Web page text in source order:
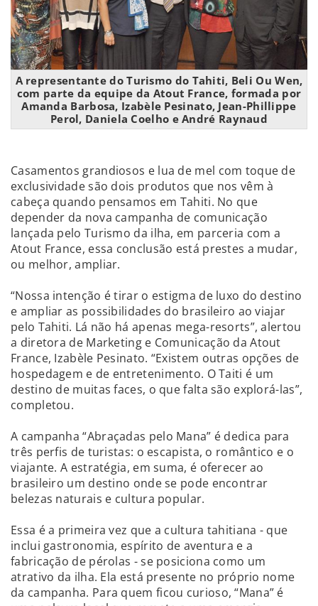
A representante do Turismo do Tahiti, Beli Ou Wen,
com parte da equipe da Atout France, formada por
Amanda Barbosa, Izabèle Pesinato, Jean-Phillippe
Perol, Daniela Coelho e André Raynaud
Casamentos grandiosos e lua de mel com toque de
exclusividade são dois produtos que nos vêm à
cabeça quando pensamos em Tahiti. No que
depender da nova campanha de comunicação
lançada pelo Turismo da ilha, em parceria com a
Atout France, essa conclusão está prestes a mudar,
ou melhor, ampliar.
“Nossa intenção é tirar o estigma de luxo do destino
e ampliar as possibilidades do brasileiro ao viajar
pelo Tahiti. Lá não há apenas mega-resorts”, alertou
a diretora de Marketing e Comunicação da Atout
France, Izabèle Pesinato. “Existem outras opções de
hospedagem e de entretenimento. O Taiti é um
destino de muitas faces, o que falta são explorá-las”,
completou.
A campanha “Abraçadas pelo Mana” é dedica para
três perfis de turistas: o escapista, o romântico e o
viajante. A estratégia, em suma, é oferecer ao
brasileiro um destino onde se pode encontrar
belezas naturais e cultura popular.
Essa é a primeira vez que a cultura tahitiana - que
inclui gastronomia, espírito de aventura e a
fabricação de pérolas - se posiciona como um
atrativo da ilha. Ela está presente no próprio nome
da campanha. Para quem ficou curioso, “Mana” é